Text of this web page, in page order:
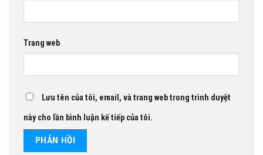
Trang web
Lưu tên của tôi, email, và trang web trong trình duyệt
này cho lần bình luận kế tiếp của tôi.